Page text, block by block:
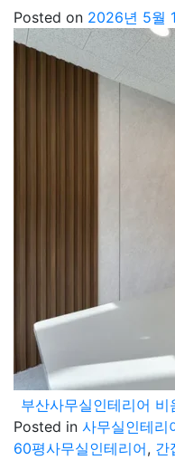
Posted on 2026년 5월
Posted in 사무실인테리
60평사무실인테리어, 간